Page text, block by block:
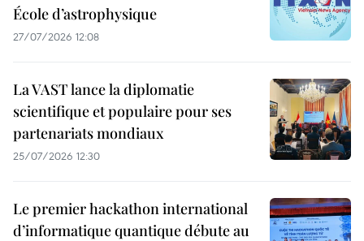
École d’astrophysique
27/07/2026 12:08
La VAST lance la diplomatie
scientifique et populaire pour ses
partenariats mondiaux
25/07/2026 12:30
Le premier hackathon international
d’informatique quantique débute au